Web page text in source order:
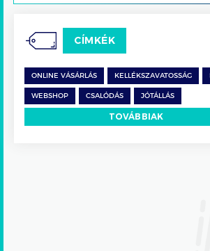
CÍMKÉK
ONLINE VÁSÁRLÁS KELLÉKSZAVATOSSÁG
WEBSHOP CSALÓDÁS JÓTÁLLÁS
TOVÁBBIAK